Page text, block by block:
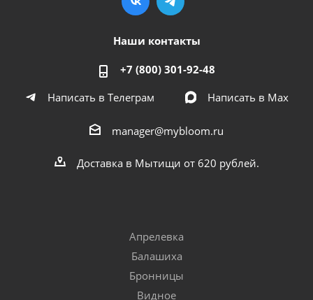
Наши контакты
+7 (800) 301-92-48
Написать в Телеграм
Написать в Мах
manager@mybloom.ru
Доставка в Мытищи от 620 рублей.
Апрелевка
Балашиха
Бронницы
Видное